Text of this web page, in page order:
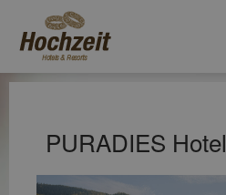
PURADIES Hotel